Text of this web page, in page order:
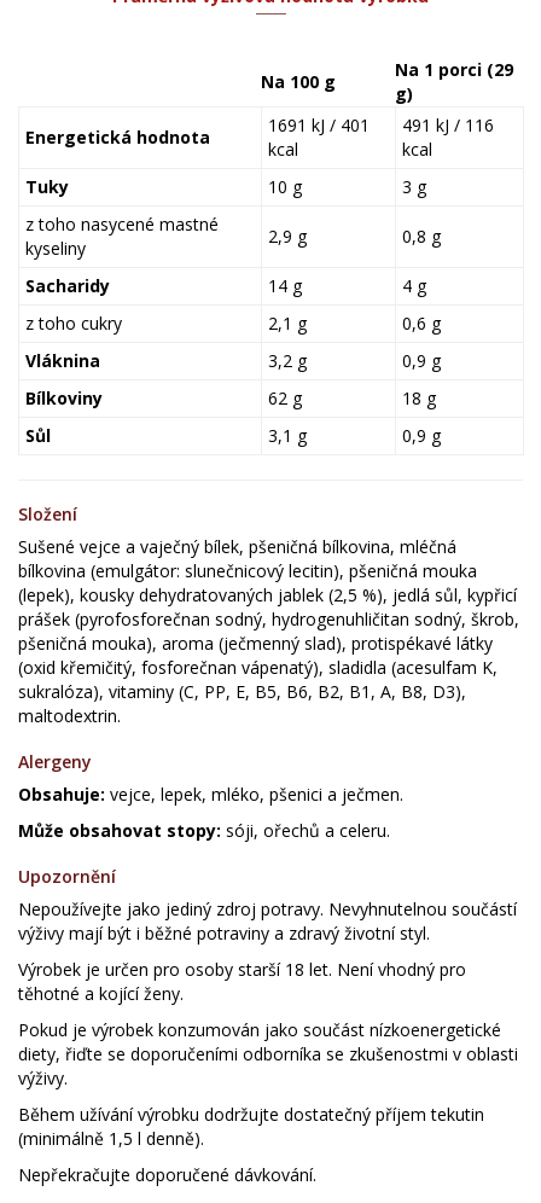
Na 100 g
Na 1 porci (29
g)
Energetická hodnota
1691 kJ / 401
kcal
491 kJ / 116
kcal
Tuky
10 g
3 g
z toho nasycené mastné
kyseliny
2,9 g 0,8 g
Sacharidy 14 g
4 g
z toho cukry
2,1 g
0,6 g
Vláknina
3,2 g
0,9 g
Bílkoviny
62 g
18 g
Sůl
3,1 g 0,9 g
Složení
Sušené vejce a vaječný bílek, pšeničná bílkovina, mléčná
bílkovina (emulgátor: slunečnicový lecitin), pšeničná mouka
(lepek), kousky dehydratovaných jablek (2,5 %), jedlá sůl, kypřicí
prášek (pyrofosforečnan sodný, hydrogenuhličitan sodný, škrob,
pšeničná mouka), aroma (ječmenný slad), protispékavé látky
(oxid křemičitý, fosforečnan vápenatý), sladidla (acesulfam K,
sukralóza), vitaminy (C, PP, E, B5, B6, B2, B1, A, B8, D3),
maltodextrin.
Alergeny
Obsahuje: vejce, lepek, mléko, pšenici a ječmen.
Může obsahovat stopy: sóji, ořechů a celeru.
Upozornění
Nepoužívejte jako jediný zdroj potravy. Nevyhnutelnou součástí
výživy mají být i běžné potraviny a zdravý životní styl.
Výrobek je určen pro osoby starší 18 let. Není vhodný pro
těhotné a kojící ženy.
Pokud je výrobek konzumován jako součást nízkoenergetické
diety, řiďte se doporučeními odborníka se zkušenostmi v oblasti
výživy.
Během užívání výrobku dodržujte dostatečný příjem tekutin
(minimálně 1,5 l denně).
Nepřekračujte doporučené dávkování.